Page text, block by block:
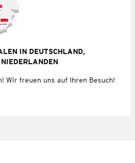
IN DEUTSCHLAND,
Wir freuen uns auf Ihren Besuch!